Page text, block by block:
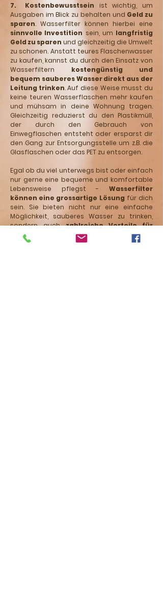
7. Kostenbewusstsein ist wichtig, um
Ausgaben im Blick zu behalten und Geld zu
sparen. Wasserfilter können hierbei eine
sinnvolle Investition sein, um langfristig
Geld zu sparen und gleichzeitig die Umwelt
zu schonen. Anstatt teures Flaschenwasser
zu kaufen, kannst du durch den Einsatz von
Wasserfiltern kostengünstig und
bequem sauberes Wasser direkt aus der
Leitung trinken. Auf diese Weise musst du
keine teuren Wasserflaschen mehr kaufen
und mühsam in deine Wohnung tragen.
Gleichzeitig reduzierst du den Plastikmüll,
der durch den Gebrauch von
Einwegflaschen entsteht oder ersparst dir
den Gang zur Entsorgungsstelle um z.B. die
Glasflaschen oder das PET zu entsorgen.
Egal ob du viel unterwegs bist oder einfach
nur gerne eine bequeme und komfortable
Lebensweise pflegst - Wasserfilter
können eine grossartige Lösung für dich
sein. Sie bieten nicht nur eine einfache
Möglichkeit, sauberes Wasser zu trinken,
sondern auchzahlreiche Vorteile für
deine Gesundheit , die Umwelt und dein
Portemonnaie. Wenn dir also der Komfort